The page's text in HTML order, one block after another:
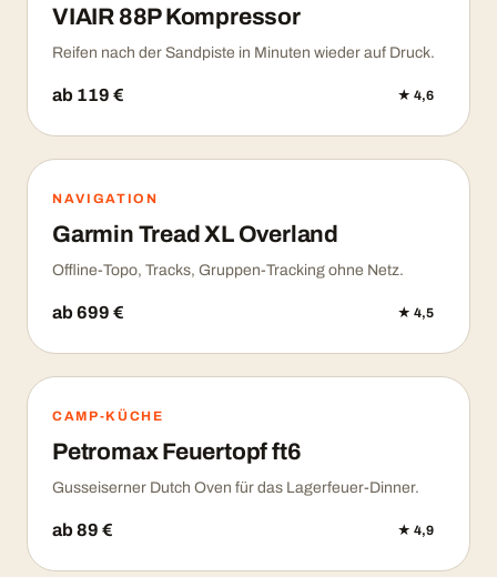
VIAIR 88P Kompressor
Reifen nach der Sandpiste in Minuten wieder auf Druck.
ab 119 € ★ 4,6
NAVIGATION
Garmin Tread XL Overland
Offline-Topo, Tracks, Gruppen-Tracking ohne Netz.
ab 699 € ★ 4,5
CAMP-KÜCHE
Petromax Feuertopf ft6
Gusseiserner Dutch Oven für das Lagerfeuer-Dinner.
ab 89 € ★ 4,9